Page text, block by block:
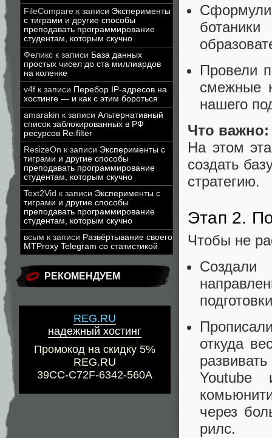
FileCompare к записи Эксперименты
с тиграми и другие способы
преподавать программирование
студентам, которым скучно
Феликс к записи База данных
простых чисел до ста миллиардов
на коленке
v4f к записи Перебор IP-адресов на
хостинге — и как с этим бороться
amarakin к записи Альтернативный
список заблокированных в РФ
ресурсов Re:filter
ResizeOn к записи Эксперименты с
тиграми и другие способы
преподавать программирование
студентам, которым скучно
Text2Vid к записи Эксперименты с
тиграми и другие способы
преподавать программирование
студентам, которым скучно
всым к записи Развёртывание своего
MTProxy Telegram со статистикой
РЕКОМЕНДУЕМ
REG.RU
надежный хостинг
Промокод на скидку 5%
REG.RU
39CC-C72F-6342-560A
Провели
смежные
нашего
Что важно:
На этом
создать
стратегию.
Этап 2.
Чтобы не
откуда
Youtube
через
рилс.